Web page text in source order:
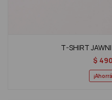
T-SHIRT
$ 490